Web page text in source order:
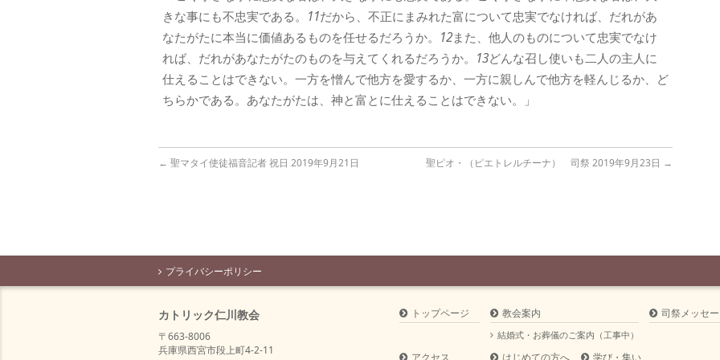
きな事にも不忠実である。 11だから、不正にまみれた富について忠実でなければ、だれがあ
なたがたに本当に価値あるものを任せるだろうか。 12また、他人のものについて忠実でなけ
れば、だれがあなたがたのものを与えてくれるだろうか。 13どんな召し使いも二人の主人に
仕えることはできない。一方を憎んで他方を愛するか、一方に親しんで他方を軽んじるか、ど
ちらかである。あなたがたは、神と富とに仕えることはできない。」
← 聖マタイ使徒福音記者 祝日 2019年9月21日 聖ピオ・（ピエトレルチーナ） 司祭 2019年9月23日 →
プライバシーポリシー
カトリック仁川教会
〒663-8006
兵庫県西宮市段上町4-2-11
トップページ 教会案内
結婚式・お葬儀のご案内（工事中）
司祭メッセ
アクセス はじめての方へ 学び・集い